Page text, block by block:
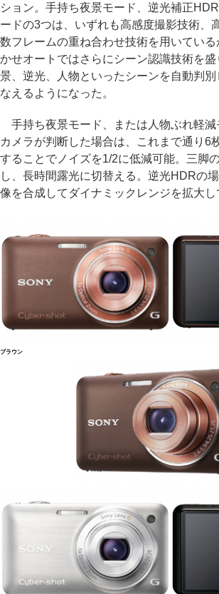
ション。手持ち夜景モード、逆光補正
ードの3つは、いずれも高感度撮影技術、
数フレームの重ね合わせ技術を用いている
かせオートではさらにシーン認識技術を
景、逆光、人物といったシーンを自動判
なえるようになった。
手持ち夜景モード、または人物ぶれ軽減
カメラが判断した場合は、これまで通り6
することでノイズを1/2に低減可能。三脚
し、長時間露光に切替える。逆光HDRの
像を合成してダイナミックレンジを拡大し
ブラウン